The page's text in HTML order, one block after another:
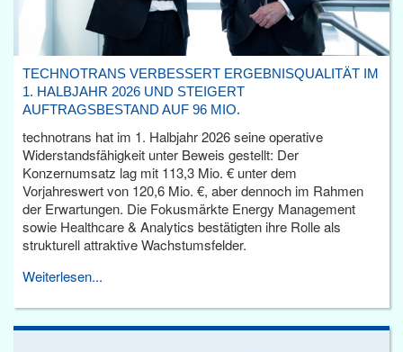
TECHNOTRANS VERBESSERT ERGEBNISQUALITÄT IM
1. HALBJAHR 2026 UND STEIGERT
AUFTRAGSBESTAND AUF 96 MIO.
technotrans hat im 1. Halbjahr 2026 seine operative
Widerstandsfähigkeit unter Beweis gestellt: Der
Konzernumsatz lag mit 113,3 Mio. € unter dem
Vorjahreswert von 120,6 Mio. €, aber dennoch im Rahmen
der Erwartungen. Die Fokusmärkte Energy Management
sowie Healthcare & Analytics bestätigten ihre Rolle als
strukturell attraktive Wachstumsfelder.
Weiterlesen...